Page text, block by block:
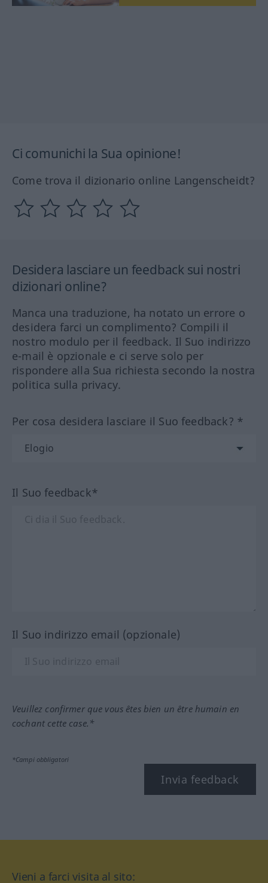
Ci comunichi la Sua opinione!
Come trova il dizionario online Langenscheidt?
Desidera lasciare un feedback sui nostri
dizionari online?
Manca una traduzione, ha notato un errore o
desidera farci un complimento? Compili il
nostro modulo per il feedback. Il Suo indirizzo
e-mail è opzionale e ci serve solo per
rispondere alla Sua richiesta secondo la nostra
politica sulla privacy.
Per cosa desidera lasciare il Suo feedback? *
Il Suo feedback*
Il Suo indirizzo email (opzionale)
Veuillez confirmer que vous êtes bien un être humain en
cochant cette case.*
*Campi obbligatori
Invia feedback
Vieni a farci visita al sito: